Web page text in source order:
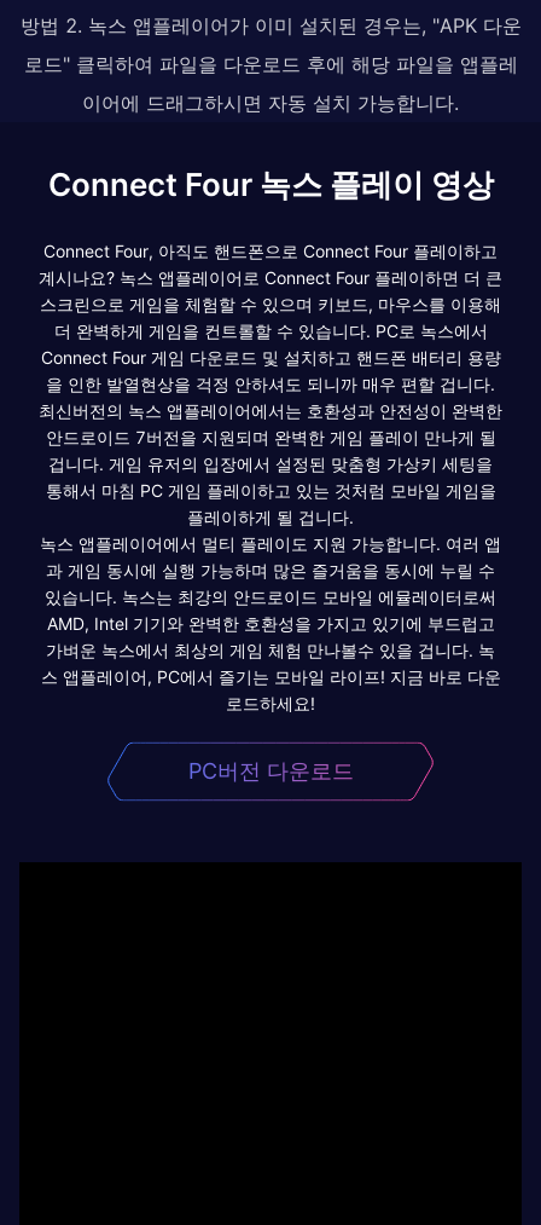
방법 2. 녹스 앱플레이어가 이미 설치된 경우는, "APK 다운
로드" 클릭하여 파일을 다운로드 후에 해당 파일을 앱플레
이어에 드래그하시면 자동 설치 가능합니다.
Connect Four 녹스 플레이 영상
Connect Four, 아직도 핸드폰으로 Connect Four 플레이하고
계시나요? 녹스 앱플레이어로 Connect Four 플레이하면 더 큰
스크린으로 게임을 체험할 수 있으며 키보드, 마우스를 이용해
더 완벽하게 게임을 컨트롤할 수 있습니다. PC로 녹스에서
Connect Four 게임 다운로드 및 설치하고 핸드폰 배터리 용량
을 인한 발열현상을 걱정 안하셔도 되니까 매우 편할 겁니다.
최신버전의 녹스 앱플레이어에서는 호환성과 안전성이 완벽한
안드로이드 7버전을 지원되며 완벽한 게임 플레이 만나게 될
겁니다. 게임 유저의 입장에서 설정된 맞춤형 가상키 세팅을
통해서 마침 PC 게임 플레이하고 있는 것처럼 모바일 게임을
플레이하게 될 겁니다.
녹스 앱플레이어에서 멀티 플레이도 지원 가능합니다. 여러 앱
과 게임 동시에 실행 가능하며 많은 즐거움을 동시에 누릴 수
있습니다. 녹스는 최강의 안드로이드 모바일 에뮬레이터로써
AMD, Intel 기기와 완벽한 호환성을 가지고 있기에 부드럽고
가벼운 녹스에서 최상의 게임 체험 만나볼수 있을 겁니다. 녹
스 앱플레이어, PC에서 즐기는 모바일 라이프! 지금 바로 다운
로드하세요!
PC버전 다운로드